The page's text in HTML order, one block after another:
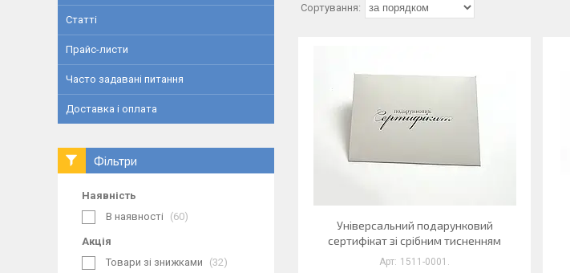
Універсальний подарунковий
сертифікат зі срібним тисненням
1511-0001.
Статті
Прайс-листи
Часто задавані питання
Доставка і оплата
Фільтри
Наявність
В наявності
60
Акція
Товари зі знижками
32